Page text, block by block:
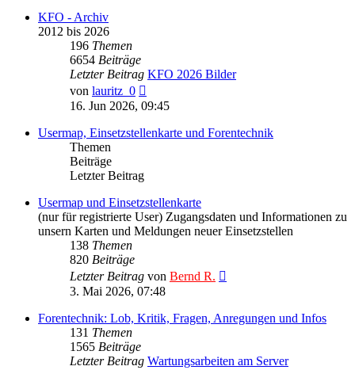
KFO - Archiv
2012 bis 2026
196 Themen
6654 Beiträge
Letzter Beitrag KFO 2026 Bilder
von lauritz_0
Beitrag
16. Jun 2026, 09:45
Usermap, Einsetzstellenkarte und Forentechnik
Themen
Beiträge
Letzter Beitrag
Usermap und Einsetzstellenkarte
(nur für registrierte User) Zugangsdaten und Informationen zu
unsern Karten und Meldungen neuer Einsetzstellen
138 Themen
820 Beiträge
Letzter Beitrag von Bernd R.
3. Mai 2026, 07:48
Forentechnik: Lob, Kritik, Fragen, Anregungen und Infos
131 Themen
1565 Beiträge
Letzter Beitrag Wartungsarbeiten am Server